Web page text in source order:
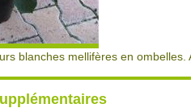
blanches mellifères en